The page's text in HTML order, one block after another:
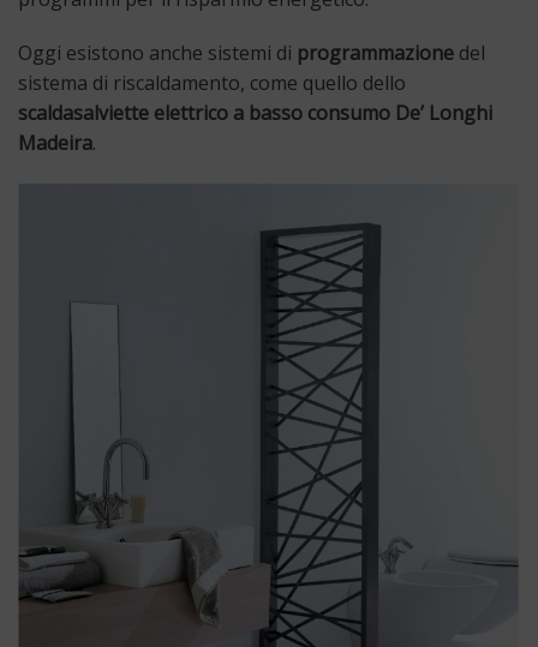
Oggi esistono anche sistemi di programmazione del
sistema di riscaldamento, come quello dello
scaldasalviette elettrico a basso consumo De’ Longhi
Madeira.